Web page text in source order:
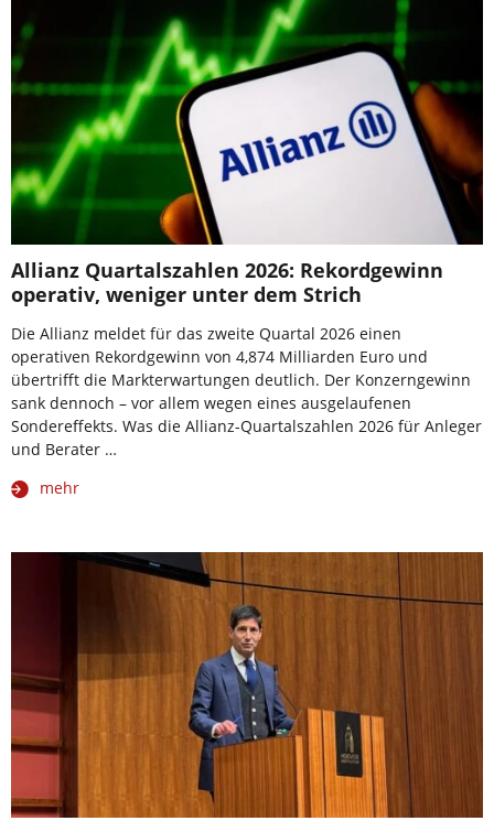
Allianz Quartalszahlen 2026: Rekordgewinn
operativ, weniger unter dem Strich
Die Allianz meldet für das zweite Quartal 2026 einen
operativen Rekordgewinn von 4,874 Milliarden Euro und
übertrifft die Markterwartungen deutlich. Der Konzerngewinn
sank dennoch – vor allem wegen eines ausgelaufenen
Sondereffekts. Was die Allianz-Quartalszahlen 2026 für Anleger
und Berater …
mehr